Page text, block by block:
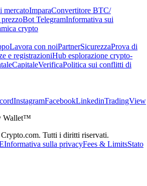
mercatoImparaConvertitore BTC/
Bot TelegramInformativa sui
crypto
Lavora con noiPartnerSicurezzaProva di
e registrazioniHub esplorazione crypto-
CapitaleVerificaPolitica sui conflitti di
InstagramFacebookLinkedinTradingView
Wallet™
Tutti i diritti riservati.
Informativa sulla privacyFees & LimitsStato